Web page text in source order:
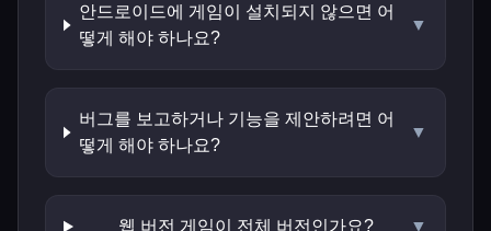
안드로이드에 게임이 설치되지 않으면 어
떻게 해야 하나요?
▼
버그를 보고하거나 기능을 제안하려면 어
떻게 해야 하나요?
▼
웹 버전 게임이 전체 버전인가요? ▼